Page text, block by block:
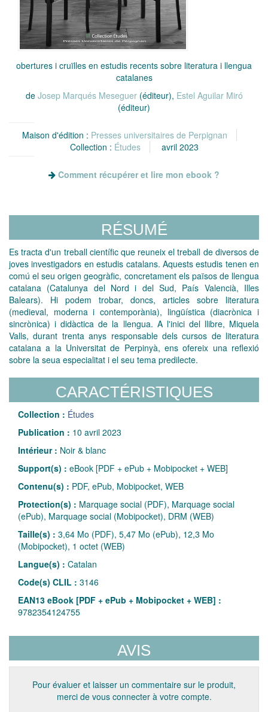
obertures i cruïlles en estudis recents sobre literatura i llengua
catalanes
de Josep Marqués Meseguer(éditeur), Estel Aguilar Miró
(éditeur)
Maison d'édition : Presses universitaires de Perpignan
Collection : Études avril 2023
Comment récupérer et lire mon ebook ?
RÉSUMÉ
Es tracta d'un treball científic que reuneix el treball de diversos de
joves investigadors en estudis catalans. Aquests estudis tenen en
comú el seu origen geogràfic, concretament els països de llengua
catalana (Catalunya del Nord i del Sud, País Valencià, Illes
Balears). Hi podem trobar, doncs, articles sobre literatura
(medieval, moderna i contemporània), lingüística (diacrònica i
sincrònica) i didàctica de la llengua. A l'inici del llibre, Miquela
Valls, durant trenta anys responsable dels cursos de literatura
catalana a la Universitat de Perpinyà, ens ofereix una reflexió
sobre la seua especialitat i el seu tema predilecte.
CARACTÉRISTIQUES
Collection : Études
Publication : 10 avril 2023
Intérieur : Noir & blanc
Support(s) : eBook [PDF + ePub + Mobipocket + WEB]
Contenu(s) : PDF, ePub, Mobipocket, WEB
Protection(s) : Marquage social (PDF), Marquage social
(ePub), Marquage social (Mobipocket), DRM (WEB)
Taille(s) : 3,64 Mo (PDF), 5,47 Mo (ePub), 12,3 Mo
(Mobipocket), 1 octet (WEB)
Langue(s) : Catalan
Code(s) CLIL : 3146
EAN13 eBook [PDF + ePub + Mobipocket + WEB] :
9782354124755
AVIS
Pour évaluer et laisser un commentaire sur le produit,
merci de vous connecter à votre compte.